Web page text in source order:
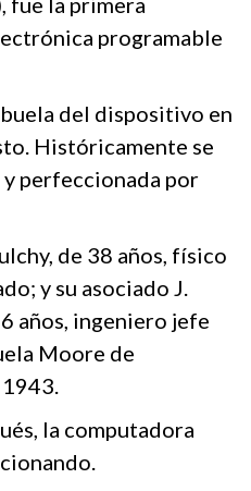
programable
del dispositivo en
Históricamente se
perfeccionada por
de 38 años, físico
y su asociado J.
años, ingeniero jefe
Moore de
la computadora